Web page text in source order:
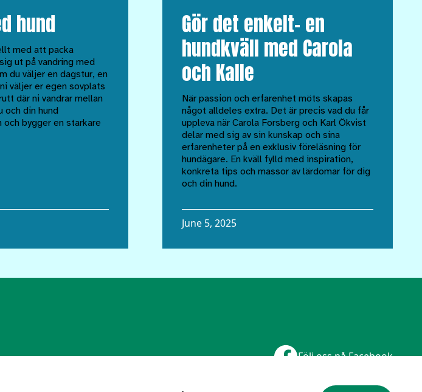
hund
med att packa
ut på vandring med
du väljer en dagstur, en
väljer er egen sovplats
där ni vandrar mellan
och din hund
och bygger en starkare
Gör det enkelt– en
hundkväll med Carola
och Kalle
När passion och erfarenhet möts skapas
något alldeles extra. Det är precis vad du får
uppleva när Carola Forsberg och Karl Ökvist
delar med sig av sin kunskap och sina
erfarenheter på en exklusiv föreläsning för
hundägare. En kväll fylld med inspiration,
konkreta tips och massor av lärdomar för dig
och din hund.
June 5, 2025
Följ oss på Facebook